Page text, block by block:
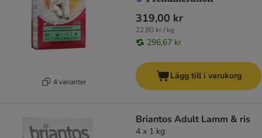
4 varianter
319,00 kr
22,80 kr / kg
296,67 kr
Lägg till i varukorg
Briantos Adult Lamm & ris
4 x 1 kg